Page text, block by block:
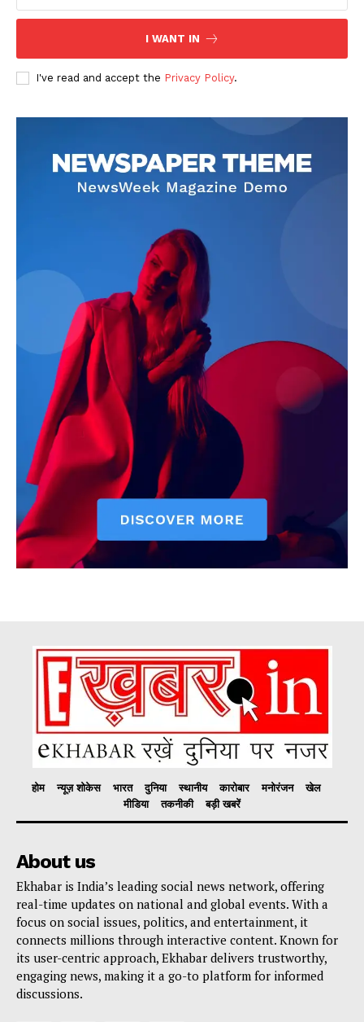
Contact us
Subscription Plans
My account
I WANT IN
I've read and accept the Privacy Policy.
होम न्यूज़ शोकेस भारत दुनिया स्थानीय कारोबार मनोरंजन
खेल
मीडिया
तकनीकी बड़ी खबरें
About us
Ekhabar is India’s leading social news network, offering
real-time updates on national and global events. With a
focus on social issues, politics, and entertainment, it
connects millions through interactive content. Known for
its user-centric approach, Ekhabar delivers trustworthy,
engaging news, making it a go-to platform for informed
discussions.